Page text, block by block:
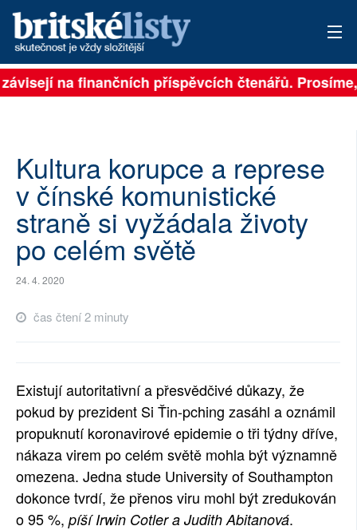
PŘIHLÁSIT
ARCHIV
ROZHOVORY
TÉMATA
NEJČTENĚJŠÍ ZA 7 DNÍ
RUBRIKY
PLNÁ VERZE STRÁNEK
na finančních příspěvcích čtenářů. Prosíme,
Kultura korupce a represe
v čínské komunistické
straně si vyžádala životy
po celém světě
24. 4. 2020
čas čtení 2 minuty
Existují autoritativní a přesvědčivé důkazy, že
pokud by prezident Si Ťin-pching zasáhl a oznámil
propuknutí koronavirové epidemie o tři týdny dříve,
nákaza virem po celém světě mohla být významně
omezena. Jedna stude University of Southampton
dokonce tvrdí, že přenos viru mohl být zredukován
o 95 %, píší Irwin Cotler a Judith Abitanová.